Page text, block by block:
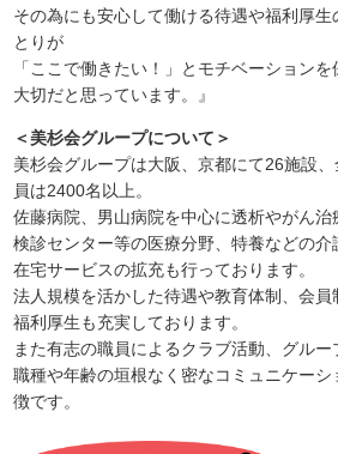
その為にも安心して働ける待遇や福利厚
とりが
「ここで働きたい！」とモチベーション
大切だと思っています。』
＜美杉会グループについて＞
美杉会グループは大阪、京都にて26施設
員は2400名以上。
佐藤病院、男山病院を中心に透析やがん治
検診センター等の医療分野、特養などの介
在宅サービスの拡充も行っております。
法人規模を活かした待遇や教育体制、会
福利厚生も充実しております。
また有志の職員によるクラブ活動、グルー
職種や年齢の垣根なく密なコミュニケー
徴です。